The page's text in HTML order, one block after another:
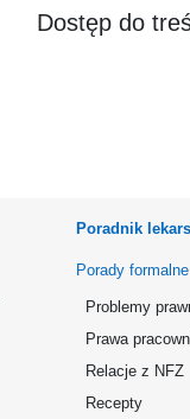
Dostęp do
Poradnik
Porady formalne
Problemy
Prawa
Relacje z NFZ
Recepty